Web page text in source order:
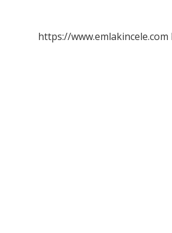
https://www.emlakincele.com